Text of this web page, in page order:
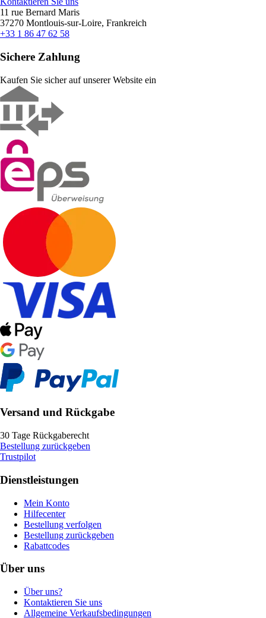
11 rue Bernard Maris
37270 Montlouis-sur-Loire, Frankreich
+33 1 86 47 62 58
Sichere Zahlung
Kaufen Sie sicher auf unserer Website ein
Versand und Rückgabe
30 Tage Rückgaberecht
Bestellung zurückgeben
Trustpilot
Dienstleistungen
Mein Konto
Hilfecenter
Bestellung verfolgen
Bestellung zurückgeben
Rabattcodes
Über uns
Über uns?
Kontaktieren Sie uns
Allgemeine Verkaufsbedingungen